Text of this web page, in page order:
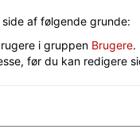
af følgende grunde:
i gruppen Brugere.
før du kan redigere